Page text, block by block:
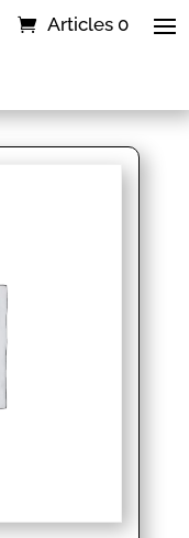
Articles 0